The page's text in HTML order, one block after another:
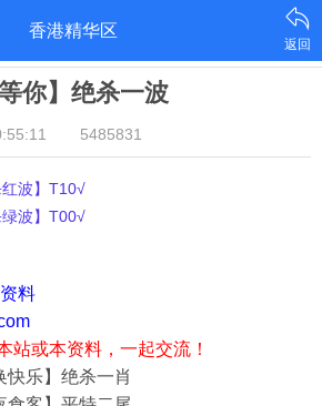
香港精华区
返回
你】绝杀一波
5485831
波】T10√
波】T00√
料
站或本资料，一起交流！
乐】绝杀一肖